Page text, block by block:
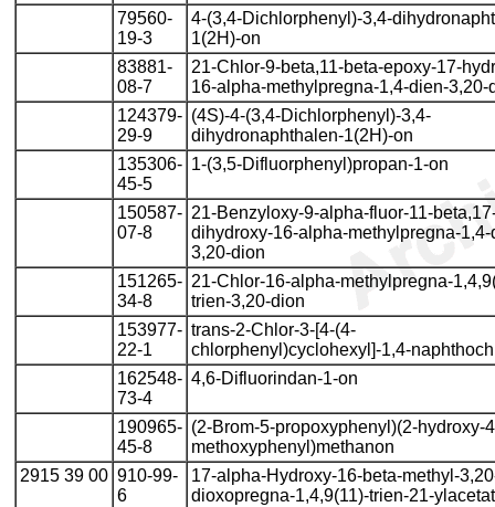
79560-
19-3
4-(3,4-Dichlorphenyl)-3,4-
1(2H)-on
83881-
08-7
21-Chlor-9-beta,11-beta-epoxy-17-
16-alpha-methylpregna-1,4-dien-3,20-
124379-
29-9
(4S)-4-(3,4-Dichlorphenyl)-3,4-
dihydronaphthalen-1(2H)-on
135306-
45-5
1-(3,5-Difluorphenyl)propan-1-on
150587-
07-8
21-Benzyloxy-9-alpha-fluor-11-
dihydroxy-16-alpha-methylpregna-1,4-
3,20-dion
151265-
34-8
21-Chlor-16-alpha-methylpregna-
trien-3,20-dion
153977-
22-1
trans-2-Chlor-3-[4-(4-
chlorphenyl)cyclohexyl]-1,4-
162548-
73-4
4,6-Difluorindan-1-on
190965-
45-8
(2-Brom-5-propoxyphenyl)(2-hydroxy-
methoxyphenyl)methanon
2915 39 00 910-99-
6
17-alpha-Hydroxy-16-beta-methyl-
dioxopregna-1,4,9(11)-trien-21-ylacetat